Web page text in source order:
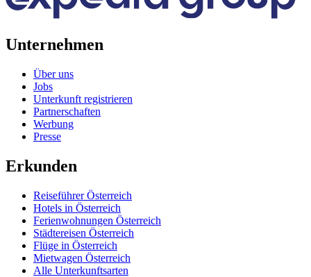
Unternehmen
Über uns
Jobs
Unterkunft registrieren
Partnerschaften
Werbung
Presse
Erkunden
Reiseführer Österreich
Hotels in Österreich
Ferienwohnungen Österreich
Städtereisen Österreich
Flüge in Österreich
Mietwagen Österreich
Alle Unterkunftsarten